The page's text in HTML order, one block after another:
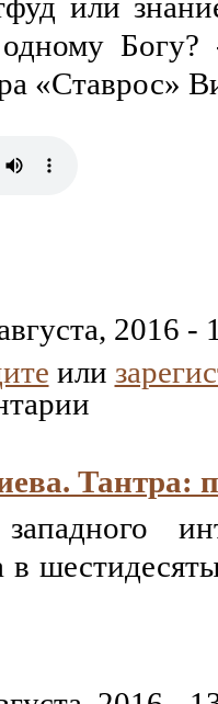
Богу?
«Ставрос»
2016 -
или
Тантра:
в